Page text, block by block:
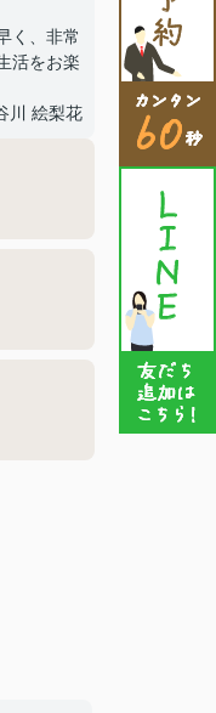
く、非常
活をお楽
川 絵梨花